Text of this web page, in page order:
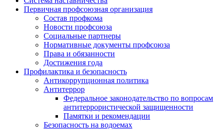
Первичная профсоюзная организация
Состав профкома
Новости профсоюза
Социальные партнеры
Нормативные документы профсоюза
Права и обязанности
Достижения года
Профилактика и безопасность
Антикоррупционная политика
Антитеррор
Федеральное законодательство по вопросам
антитеррористической защищенности
Памятки и рекомендации
Безопасность на водоемах